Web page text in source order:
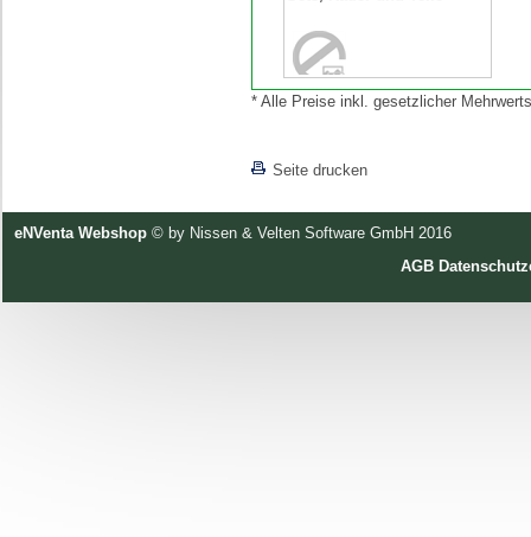
* Alle Preise inkl. gesetzlicher
Seite drucken
eNVenta Webshop © by Nissen & Velten Software GmbH 2016
AGB